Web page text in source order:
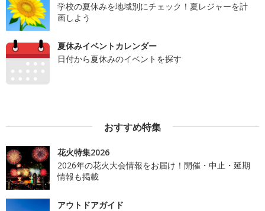
学校の夏休みを地域別にチェック！夏レジャーを計
画しよう
夏休みイベントカレンダー
日付から夏休みのイベントを探す
おすすめ特集
花火特集2026
2026年の花火大会情報をお届け！開催・中止・延期
情報も掲載
アウトドアガイド